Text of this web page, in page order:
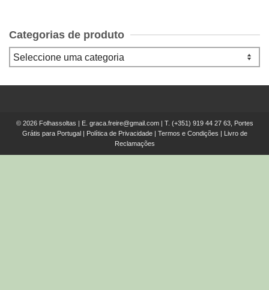
Categorias de produto
© 2026 Folhassoltas | E. graca.freire@gmail.com| T. (+351) 919 44 27 63, Portes
Grátis para Portugal
Política de Privacidade| Termos e Condições
Livro de
Reclamações